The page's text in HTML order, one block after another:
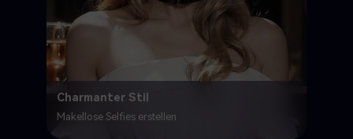
Charmanter Stil
Makellose Selfies erstellen